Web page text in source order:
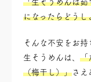
「生そうめんは茹
になったらどうし
そんな不安をお持
生そうめんは、 「
（梅干し）」 さえ